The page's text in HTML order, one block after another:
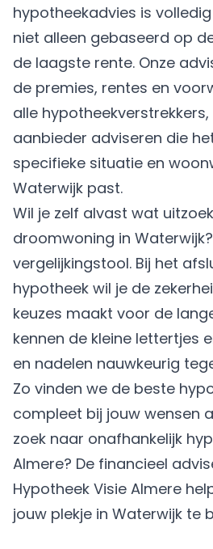
hypotheekadvies is
niet alleen gebaseerd op
de laagste rente. Onze
de premies, rentes en
alle
aanbieder adviseren die
specifieke situatie en
Waterwijk past.
Wil je zelf alvast wat
droomwoning in
vergelijkingstool. Bij het
hypotheek wil je de
keuzes maakt voor de
kennen de kleine lettertjes
en nadelen nauwkeurig
Zo vinden we de beste
compleet bij jouw wensen
zoek naar onafhankelijk
Almere? De financieel
Hypotheek Visie Almere
jouw plekje in Waterwijk te